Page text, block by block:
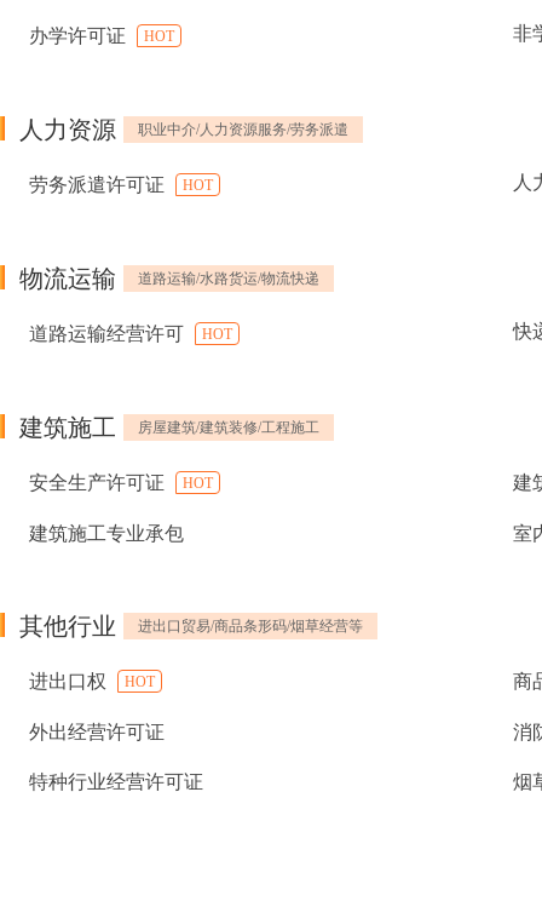
办学许可证 HOT 非
人力资源 职业中介/人力资源服务/劳务派遣
劳务派遣许可证 HOT 人
物流运输 道路运输/水路货运/物流快递
道路运输经营许可 HOT 快
建筑施工 房屋建筑/建筑装修/工程施工
安全生产许可证 HOT 建
建筑施工专业承包 室
其他行业 进出口贸易/商品条形码/烟草经营等
进出口权 HOT 商
外出经营许可证 消
特种行业经营许可证 烟